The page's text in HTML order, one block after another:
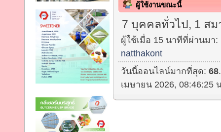
ผู้ใช้งานขณะนี้
7 บุคคลทั่วไป, 1 ส
ผู้ใช้เมื่อ 15 นาทีที่ผ่านมา:
natthakont
วันนี้ออนไลน์มากที่สุด:68
เมษายน 2026, 08:46:25